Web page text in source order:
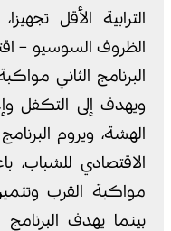
الترابية الأقل
الظروف السوسيو –
البرنامج الثاني
ويهدف إلى التكفل
الهشة، ويروم
الاقتصادي للشباب،
مواكبة القرب
بينما يهدف البرنامج